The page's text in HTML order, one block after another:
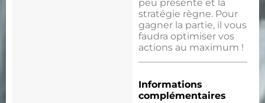
peu présente et la
stratégie règne. Pour
gagner la partie, il vous
faudra optimiser vos
actions au maximum !
Informations
complémentaires